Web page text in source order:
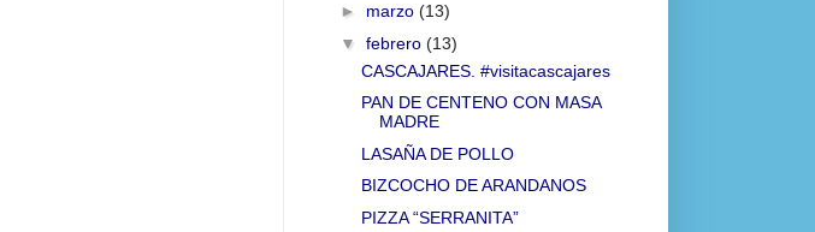
► marzo (13)
▼ febrero (13)
CASCAJARES. #visitacascajares
PAN DE CENTENO CON MASA
MADRE
LASAÑA DE POLLO
BIZCOCHO DE ARANDANOS
PIZZA “SERRANITA”